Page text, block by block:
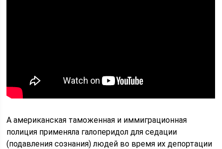
А американская таможенная и иммиграционная
полиция применяла галоперидол для седации
(подавления сознания) людей во время их депортации